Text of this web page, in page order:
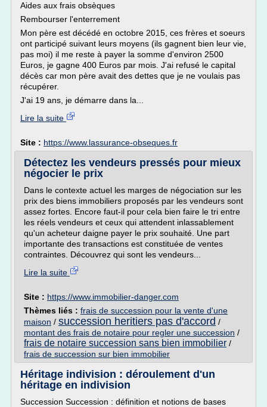
Aides aux frais obsèques
Rembourser l'enterrement
Mon père est décédé en octobre 2015, ces frères et soeurs
ont participé suivant leurs moyens (ils gagnent bien leur vie,
pas moi) il me reste à payer la somme d'environ 2500
Euros, je gagne 400 Euros par mois. J'ai refusé le capital
décès car mon père avait des dettes que je ne voulais pas
récupérer.
J'ai 19 ans, je démarre dans la...
Lire la suite
Site : https://www.lassurance-obseques.fr
Détectez les vendeurs pressés pour mieux
négocier le prix
Dans le contexte actuel les marges de négociation sur les
prix des biens immobiliers proposés par les vendeurs sont
assez fortes. Encore faut-il pour cela bien faire le tri entre
les réels vendeurs et ceux qui attendent inlassablement
qu'un acheteur daigne payer le prix souhaité. Une part
importante des transactions est constituée de ventes
contraintes. Découvrez qui sont les vendeurs...
Lire la suite
Site : https://www.immobilier-danger.com
Thèmes liés : frais de succession pour la vente d'une
maison / succession heritiers pas d'accord /
montant des frais de notaire pour regler une succession /
frais de notaire succession sans bien immobilier /
frais de succession sur bien immobilier
Héritage indivision : déroulement d'un
héritage en indivision
Succession Succession : définition et notions de bases